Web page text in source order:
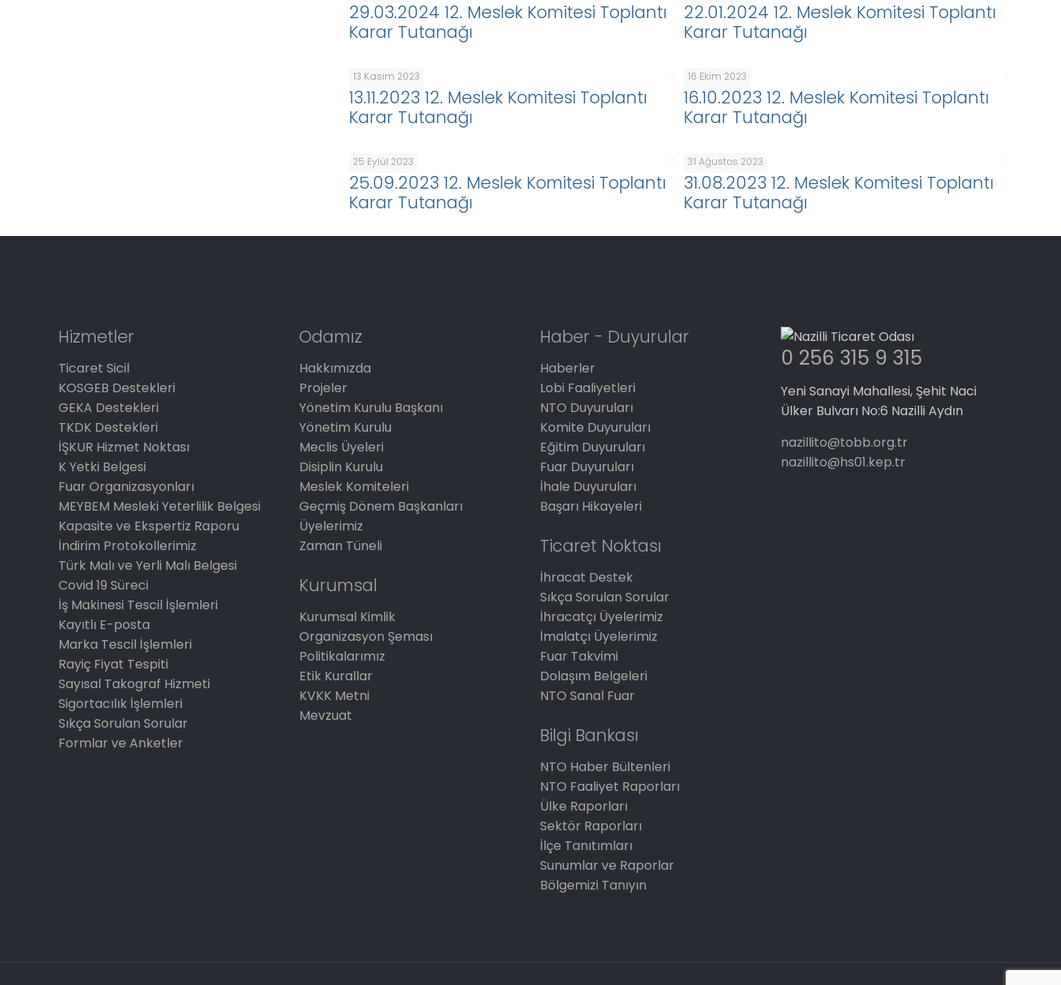
29.03.2024 12. Meslek Komitesi Toplantı
Karar Tutanağı
22.01.2024 12. Meslek Komitesi Toplantı
Karar Tutanağı
13 Kasım 2023
13.11.2023 12. Meslek Komitesi Toplantı
Karar Tutanağı
16 Ekim 2023
16.10.2023 12. Meslek Komitesi Toplantı
Karar Tutanağı
25 Eylül 2023
25.09.2023 12. Meslek Komitesi Toplantı
Karar Tutanağı
31 Ağustos 2023
31.08.2023 12. Meslek Komitesi Toplantı
Karar Tutanağı
Hizmetler
Ticaret Sicil
KOSGEB Destekleri
GEKA Destekleri
TKDK Destekleri
İŞKUR Hizmet Noktası
K Yetki Belgesi
Fuar Organizasyonları
MEYBEM Mesleki Yeterlilik Belgesi
Kapasite ve Ekspertiz Raporu
İndirim Protokollerimiz
Türk Malı ve Yerli Malı Belgesi
Covid 19 Süreci
İş Makinesi Tescil İşlemleri
Kayıtlı E-posta
Marka Tescil İşlemleri
Rayiç Fiyat Tespiti
Sayısal Takograf Hizmeti
Sigortacılık İşlemleri
Sıkça Sorulan Sorular
Formlar ve Anketler
Odamız
Hakkımızda
Projeler
Yönetim Kurulu Başkanı
Yönetim Kurulu
Meclis Üyeleri
Disiplin Kurulu
Meslek Komiteleri
Geçmiş Dönem Başkanları
Üyelerimiz
Zaman Tüneli
Kurumsal
Kurumsal Kimlik
Organizasyon Şeması
Politikalarımız
Etik Kurallar
KVKK Metni
Mevzuat
Haber - Duyurular
Haberler
Lobi Faaliyetleri
NTO Duyuruları
Komite Duyuruları
Eğitim Duyuruları
Fuar Duyuruları
İhale Duyuruları
Başarı Hikayeleri
Ticaret Noktası
İhracat Destek
Sıkça Sorulan Sorular
İhracatçı Üyelerimiz
İmalatçı Üyelerimiz
Fuar Takvimi
Dolaşım Belgeleri
NTO Sanal Fuar
Bilgi Bankası
NTO Haber Bültenleri
NTO Faaliyet Raporları
Ülke Raporları
Sektör Raporları
İlçe Tanıtımları
Sunumlar ve Raporlar
Bölgemizi Tanıyın
0 256 315 9 315
Yeni Sanayi Mahallesi, Şehit Naci
Ülker Bulvarı No:6 Nazilli Aydın
nazillito@tobb.org.tr
nazillito@hs01.kep.tr